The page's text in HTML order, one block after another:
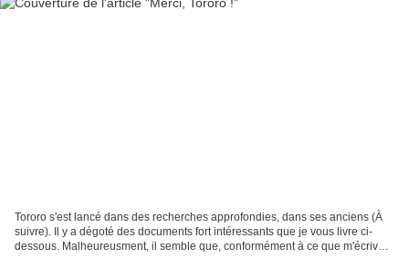
Tororo s'est lancé dans des recherches approfondies, dans ses anciens (À
suivre). Il y a dégoté des documents fort intéressants que je vous livre ci-
dessous. Malheureusment, il semble que, conformément à ce que m'écrivait